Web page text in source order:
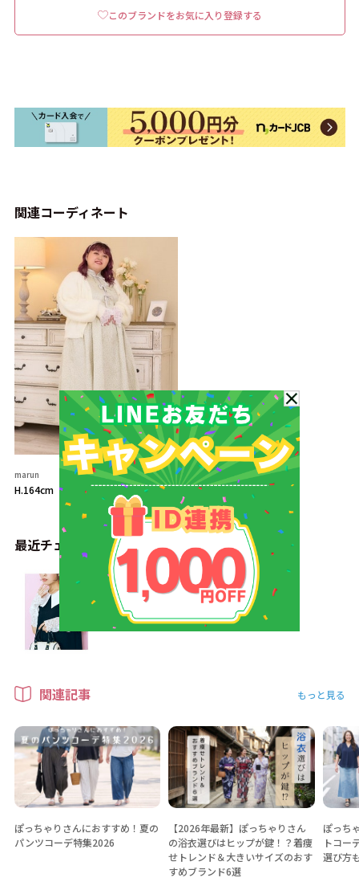
このブランドをお気に入り登録する
関連コーディネート
marun
H.164cm
最近チェックしたアイテム
関連記事 もっと見る
ぽっちゃりさんにおすすめ！夏の
パンツコーデ特集2026
【2026年最新】ぽっちゃりさん
の浴衣選びはヒップが鍵！？着痩
せトレンド＆大きいサイズのおす
すめブランド6選
ぽっち
トコー
選び方